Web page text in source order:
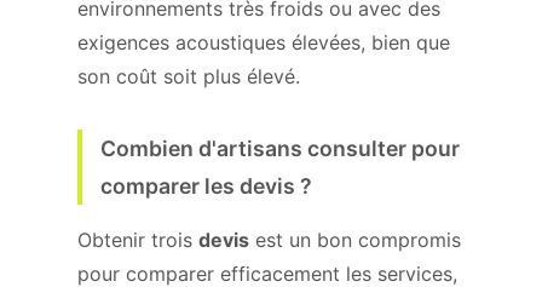
environnements très froids ou avec des
exigences acoustiques élevées, bien que
son coût soit plus élevé.
Combien d'artisans consulter pour
comparer les devis ?
Obtenir trois devis est un bon compromis
pour comparer efficacement les services,